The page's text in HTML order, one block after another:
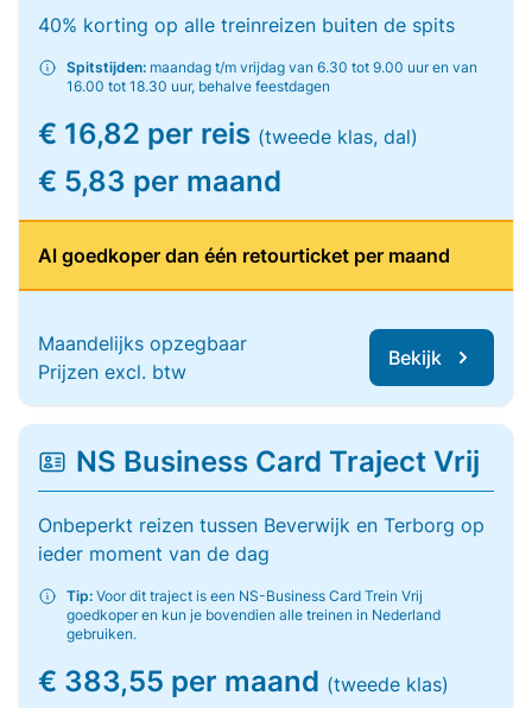
40% korting op alle treinreizen buiten de spits
Spitstijden: maandag t/m vrijdag van 6.30 tot 9.00 uur en van
16.00 tot 18.30 uur, behalve feestdagen
€ 16,82 per reis (tweede klas, dal)
€ 5,83 per maand
Al goedkoper dan één retourticket per maand
Maandelijks opzegbaar
Prijzen excl. btw
Bekijk
NS Business Card Traject Vrij
Onbeperkt reizen tussen Beverwijk en Terborg op
ieder moment van de dag
Tip: Voor dit traject is een NS-Business Card Trein Vrij
goedkoper en kun je bovendien alle treinen in Nederland
gebruiken.
€ 383,55 per maand (tweede klas)